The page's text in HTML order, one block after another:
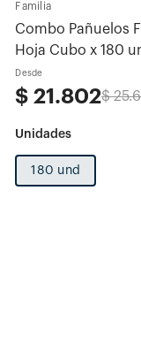
Familia
Combo Pañuelos
Hoja Cubo x 180
Desde
$ 21 .802$ 25.
180 und